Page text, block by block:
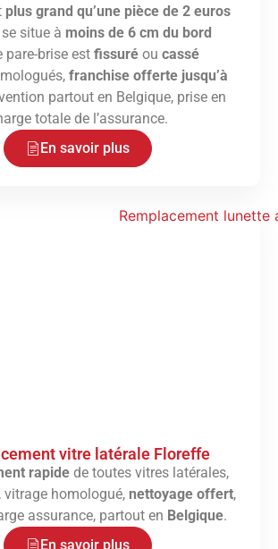
plus grand qu’une pièce de 2 euros
situe à moins de 6 cm du bord
pare-brise est fissuré ou cassé
franchise offerte jusqu’à
partout en Belgique, prise en
totale de l’assurance.
En savoir plus
vitre latérale Floreffe
rapidede toutes vitres latérales,
, vitrage homologué, nettoyage offert,
assurance, partout en Belgique.
En savoir plus